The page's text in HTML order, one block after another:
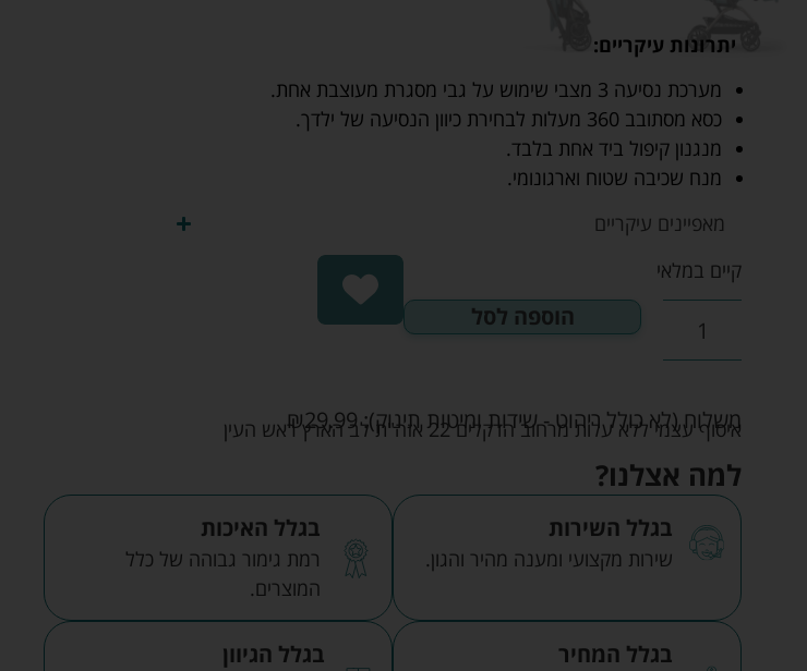
יתרונות עיקריים:
מערכת נסיעה 3 מצבי שימוש על גבי מסגרת מעוצבת אחת.
כסא מסתובב 360 מעלות לבחירת כיוון הנסיעה של ילדך.
מנגנון קיפול ביד אחת בלבד.
מנח שכיבה שטוח וארגונומי.
מאפיינים עיקריים
קיים במלאי
הוספה לסל
משלוח (לא כולל ריהוט - שידות ומיטות תינוק): ₪29.99 איסוף עצמי ללא עלות מרחוב הדקלים 22 אזה"ת לב הארץ ראש העין
למה אצלנו?
בגלל השירות
שירות מקצועי ומענה מהיר והגון.
בגלל האיכות
רמת גימור גבוהה של כלל
המוצרים.
בגלל המחיר בגלל הגיוון